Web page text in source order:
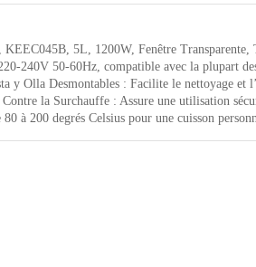
5L, 1200W, Fenêtre
240V 50-60Hz, compatible avec la plupart
y Olla Desmontables : Facilite le nettoyage et
la Surchauffe : Assure une utilisation
à 200 degrés Celsius pour une cuisson